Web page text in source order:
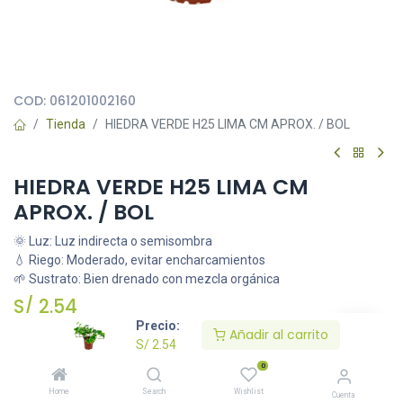
Precio:
S/ 2.54
Añadir al carrito
Home Search
0
Wishlist Cuenta
COD: 061201002160
Tienda HIEDRA VERDE H25 LIMA CM APROX. / BOL
HIEDRA VERDE H25 LIMA CM
APROX. / BOL
🌞 Luz: Luz indirecta o semisombra
💧 Riego: Moderado, evitar encharcamientos
🌱 Sustrato: Bien drenado con mezcla orgánica
S/ 2.54
Añadir al carrito